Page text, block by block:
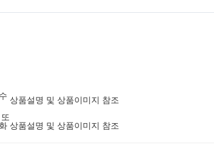
상품설명 및 상품이미지 참조
상품설명 및 상품이미지 참조